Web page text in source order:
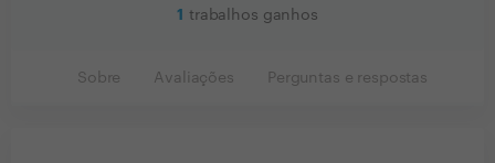
1 trabalhos ganhos
Sobre Avaliações Perguntas e respostas